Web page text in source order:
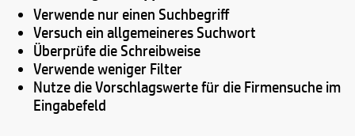
Verwende nur einen Suchbegriff
Versuch ein allgemeineres Suchwort
Überprüfe die Schreibweise
Verwende weniger Filter
Nutze die Vorschlagswerte für die Firmensuche im
Eingabefeld